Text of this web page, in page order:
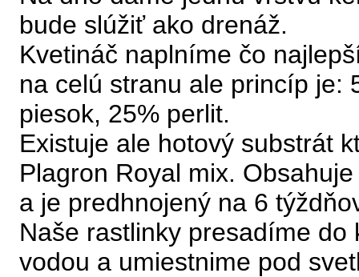
bude slúžiť ako drenáž.
Kvetináč naplníme čo
na celú stranu ale princíp je:
piesok, 25% perlit.
Existuje ale hotový substrát
Plagron Royal mix.
a je predhnojený na 6
Naše rastlinky presadíme
vodou a umiestnime pod